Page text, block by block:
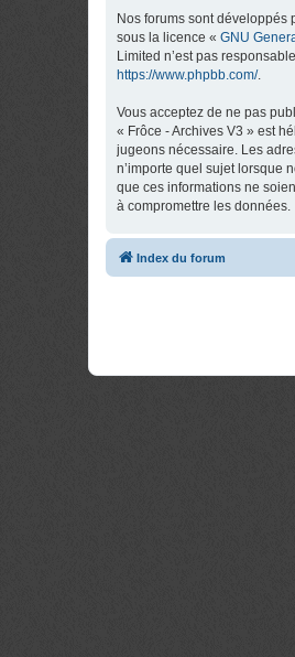
Nos forums sont développés
sous la licence « GNU
Limited n’est pas
https://www.phpbb.com/.
Vous acceptez de ne pas
« Frôce - Archives V3 » est
jugeons nécessaire. Les
n’importe quel sujet lorsque
que ces informations ne
à compromettre les données.
Index du forum